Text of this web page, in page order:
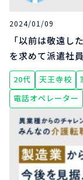
2024/01/09
「以前は敬遠
を求めて派遣社
20代 天王寺校
電話オペレーター